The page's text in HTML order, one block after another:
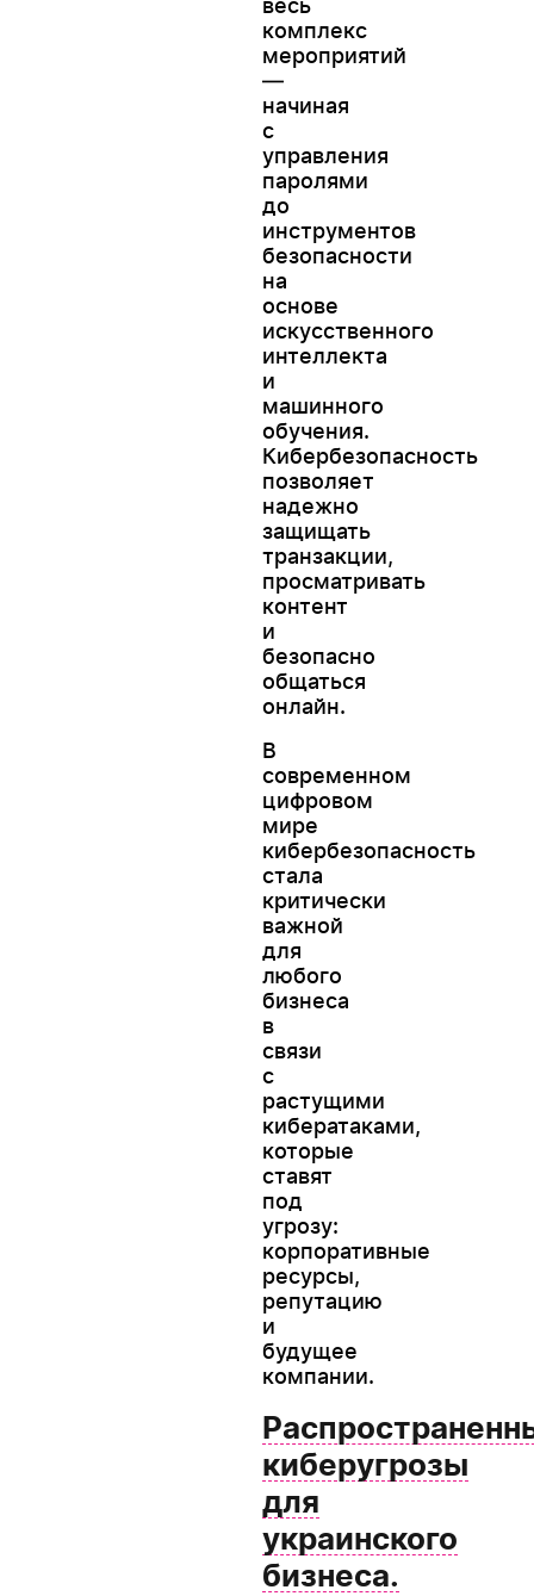
весь
комплекс
мероприятий
—
начиная
с
управления
паролями
до
инструментов
безопасности
на
основе
искусственного
интеллекта
и
машинного
обучения.
Кибербезопасность
позволяет
надежно
защищать
транзакции,
просматривать
контент
и
безопасно
общаться
онлайн.
В
современном
цифровом
мире
кибербезопасность
стала
критически
важной
для
любого
бизнеса
в
связи
с
растущими
кибератаками,
которые
ставят
под
угрозу:
корпоративные
ресурсы,
репутацию
и
будущее
компании.
киберугрозы
для
украинского
бизнеса.